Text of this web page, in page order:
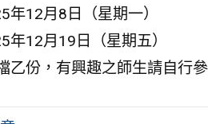
12月8日（星期一）
年12月19日（星期五）
乙份，有興趣之師生請自行